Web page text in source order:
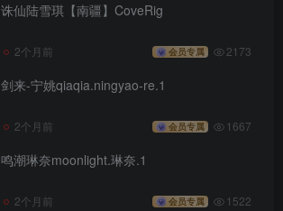
诛仙陆雪琪【南疆】CoveRig
2个月前 会员专属 2173
剑来-宁姚qiaqia.ningyao-re.1
2个月前 会员专属 1667
鸣潮琳奈moonlight.琳奈.1
2个月前 会员专属 1522